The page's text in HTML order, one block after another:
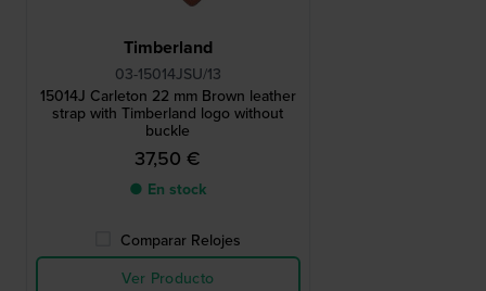
Timberland
03-15014JSU/13
15014J Carleton 22 mm Brown leather
strap with Timberland logo without
buckle
37,50 €
● En stock
Comparar Relojes
Ver Producto